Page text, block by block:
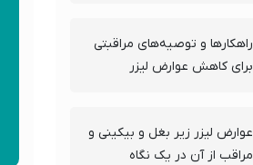
راهکارها و توصیه‌های مراقبتی
برای کاهش عوارض لیزر
عوارض لیزر زیر بغل و بیکینی و
مراقب از آن در یک نگاه